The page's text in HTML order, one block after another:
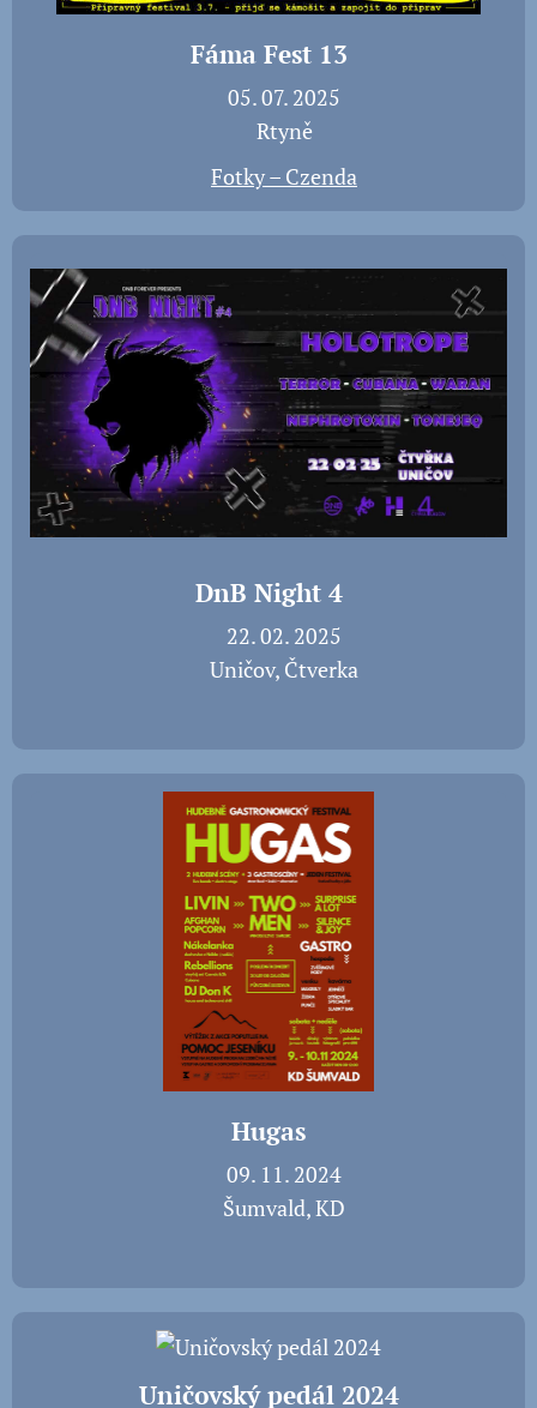
Fáma Fest 13
📅 05. 07. 2025
📍 Rtyně
Fotky – Czenda
DnB Night 4
📅 22. 02. 2025
📍 Uničov, Čtverka
Hugas
📅 09. 11. 2024
📍 Šumvald, KD
Uničovský pedál 2024